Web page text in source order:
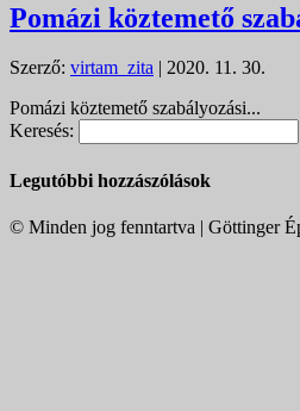
Pomázi köztemető
Szerző: virtam_zita | 2020. 11. 30.
Pomázi köztemető szabályozási...
Keresés:
Legutóbbi hozzászólások
© Minden jog fenntartva | Göttinger